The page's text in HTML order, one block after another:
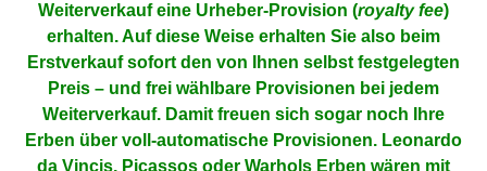
Weiterverkauf eine Urheber-Provision (royalty fee)
erhalten. Auf diese Weise erhalten Sie also beim
Erstverkauf sofort den von Ihnen selbst festgelegten
Preis – und frei wählbare Provisionen bei jedem
Weiterverkauf. Damit freuen sich sogar noch Ihre
Erben über voll-automatische Provisionen. Leonardo
da Vincis, Picassos oder Warhols Erben wären mit